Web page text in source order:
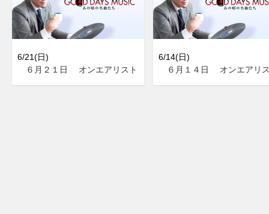
6/21(日)
６月２１日 オンエアリスト
6/14(日)
６月１４日 オンエアリ